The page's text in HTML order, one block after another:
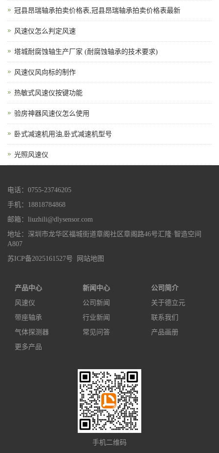
冠县昂瑞轴承拍卖价格表,冠县昂瑞轴承拍卖价格表最新
风速仪怎么判定风速
塔城耐腐蚀轴生产厂家 (耐腐蚀轴承的技术要求)
风速仪风向标的制作
热敏式风速仪按键功能
验房神器风速仪怎么使用
卧式减速机用油,卧式减速机型号
光照风速仪
电话：0755-23746205
手机：18818784868
邮箱：liuzhili@dlysensor.com
地址：深圳市龙华区福城街道章阁社区章阁路46号汇隆·智造空间
A807
苏ICP备2025161527号
网站地图
产品中心
风速仪
带座轴承
气体探测器
更多产品
新闻中心
公司新闻
行业新闻
常见问答
公司简介
关于德立元
联系我们
产品画册
手机二维码